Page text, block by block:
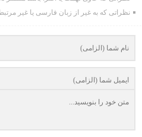
نظراتی که به غیر از زبان فارسی یا غیر